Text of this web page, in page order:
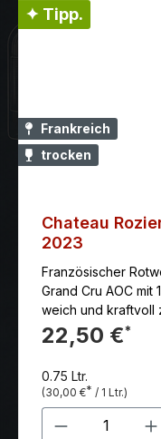
✦ Tipp.
Frankreich
trocken
Chateau
2023
Französischer
Grand Cru AOC mit
weich und kraftvoll
aromatischer Fülle.
vollmundig, mit
22,50 €*
0.75 Ltr.
(30,00 €* / 1 Ltr.)
Produkt